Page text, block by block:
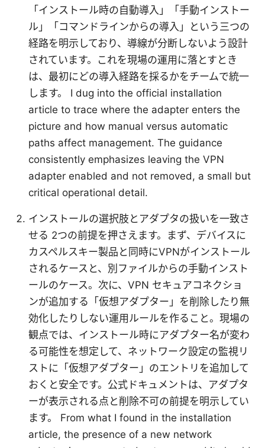
「インストール時の自動導入」「手動インストー
ル」「コマンドラインからの導入」という三つの
経路を明示しており、導線が分断しないよう設計
されています。これを現場の運用に落とすとき
は、最初にどの導入経路を採るかをチームで統一
します。 I dug into the official installation
article to trace where the adapter enters the
picture and how manual versus automatic
paths affect management. The guidance
consistently emphasizes leaving the VPN
adapter enabled and not removed, a small but
critical operational detail.
インストールの選択肢とアダプタの扱いを一致さ
せる 2つの前提を押さえます。まず、デバイスに
カスペルスキー製品と同時にVPNがインストール
されるケースと、別ファイルからの手動インスト
ールのケース。次に、VPN セキュアコネクショ
ンが追加する「仮想アダプター」を削除したり無
効化したりしない運用ルールを作ること。現場の
観点では、インストール時にアダプター名が変わ
る可能性を想定して、ネットワーク設定の監視リ
ストに「仮想アダプター」のエントリを追加して
おくと安全です。公式ドキュメントは、アダプタ
ーが表示される点と削除不可の前提を明示してい
ます。 From what I found in the installation
article, the presence of a new network